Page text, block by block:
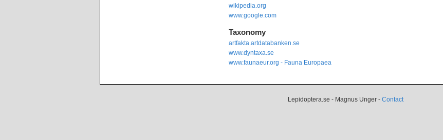
wikipedia.org
www.google.com
Taxonomy
artfakta.artdatabanken.se
www.dyntaxa.se
www.faunaeur.org - Fauna Europaea
Lepidoptera.se - Magnus Unger - Contact